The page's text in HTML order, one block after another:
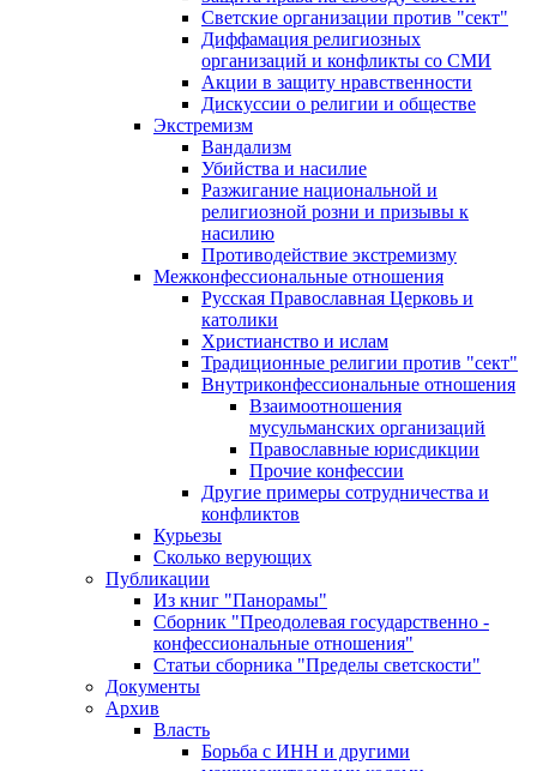
Светские организации против "сект"
Диффамация религиозных
организаций и конфликты со СМИ
Акции в защиту нравственности
Дискуссии о религии и обществе
Экстремизм
Вандализм
Убийства и насилие
Разжигание национальной и
религиозной розни и призывы к
насилию
Противодействие экстремизму
Межконфессиональные отношения
Русская Православная Церковь и
католики
Христианство и ислам
Традиционные религии против "сект"
Внутриконфессиональные отношения
Взаимоотношения
мусульманских организаций
Православные юрисдикции
Прочие конфессии
Другие примеры сотрудничества и
конфликтов
Курьезы
Сколько верующих
Публикации
Из книг "Панорамы"
Сборник "Преодолевая государственно -
конфессиональные отношения"
Статьи сборника "Пределы светскости"
Документы
Архив
Власть
Борьба с ИНН и другими